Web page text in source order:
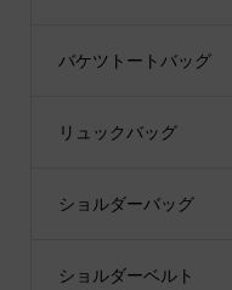
バケツトートバッグ
リュックバッグ
ショルダーバッグ
ショルダーベルト